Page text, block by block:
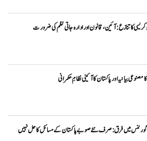
کا تنازع: آئین، قانون اور ادارہ جاتی نظم کی ضرورت
بیانیہ اور پاکستان کا آئینی نظامِ حکمرانی
گورننس میں فرق: صرف نئے صوبے پاکستان کے مسائل کا حل نہیں